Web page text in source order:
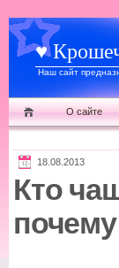
♥
Наш сайт
О сайте
18.08.2013
Кто
почему